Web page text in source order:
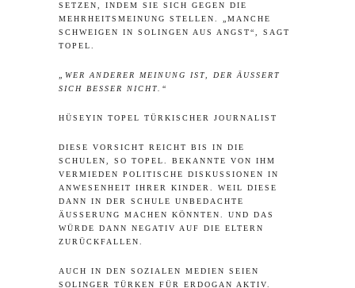
ETZEN, INDEM SIE SICH GEGEN DIE M
EHRHEITSMEINUNG STELLEN. „MANCHE S
CHWEIGEN IN SOLINGEN AUS ANGST“, SAGT T
OPEL.
„WER ANDERER MEINUNG IST, DER ÄUSSERT S
ICH BESSER NICHT.“
HÜSEYIN TOPEL TÜRKISCHER JOURNALIST
DIESE VORSICHT REICHT BIS IN DIE
SCHULEN, SO TOPEL. BEKANNTE VON IHM
VERMIEDEN POLITISCHE DISKUSSIONEN IN
ANWESENHEIT IHRER KINDER. WEIL DIESE
DANN IN DER SCHULE UNBEDACHTE
ÄUSSERUNG MACHEN KÖNNTEN. UND DAS W
ÜRDE DANN NEGATIV AUF DIE ELTERN Z
URÜCKFALLEN.
AUCH IN DEN SOZIALEN MEDIEN SEIEN
SOLINGER TÜRKEN FÜR ERDOGAN AKTIV.